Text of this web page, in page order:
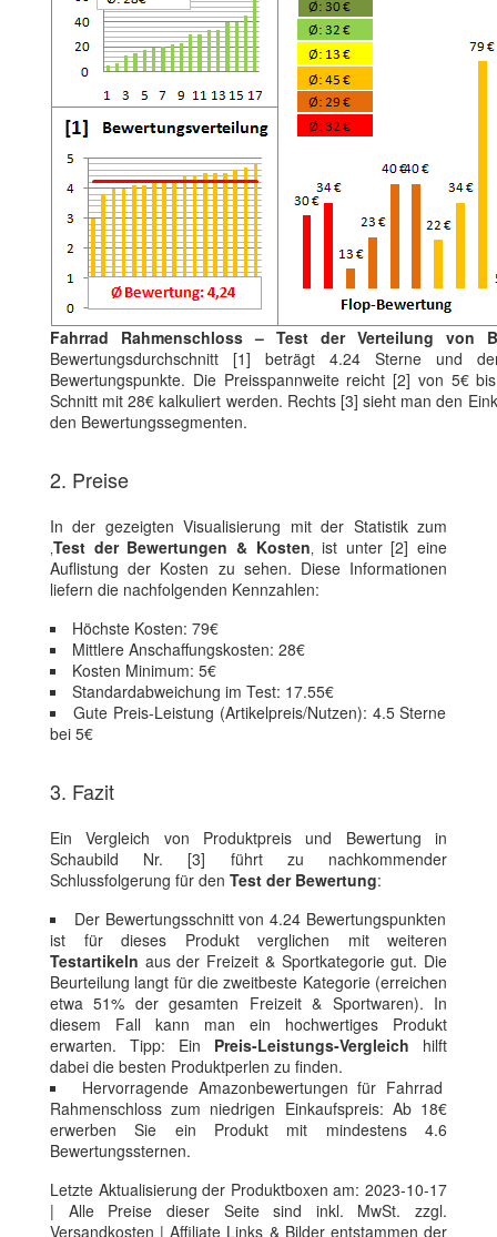
Fahrrad Rahmenschloss – Test der Verteilung von
Bewertungsdurchschnitt [1] beträgt 4.24 Sterne und
Bewertungspunkte. Die Preisspannweite reicht [2] von 5€
Schnitt mit 28€ kalkuliert werden. Rechts [3] sieht man den
den Bewertungssegmenten.
2. Preise
In der gezeigten Visualisierung mit der Statistik zum
‚Test der Bewertungen & Kosten‚ ist unter [2] eine
Auflistung der Kosten zu sehen. Diese Informationen
liefern die nachfolgenden Kennzahlen:
Höchste Kosten: 79€
Mittlere Anschaffungskosten: 28€
Kosten Minimum: 5€
Standardabweichung im Test: 17.55€
Gute Preis-Leistung (Artikelpreis/Nutzen): 4.5 Sterne
bei 5€
3. Fazit
Ein Vergleich von Produktpreis und Bewertung in
Schaubild Nr. [3] führt zu nachkommender
Schlussfolgerung für den Test der Bewertung:
Der Bewertungsschnitt von 4.24 Bewertungspunkten
ist für dieses Produkt verglichen mit weiteren
Testartikeln aus der Freizeit & Sportkategorie gut. Die
Beurteilung langt für die zweitbeste Kategorie (erreichen
etwa 51% der gesamten Freizeit & Sportwaren). In
diesem Fall kann man ein hochwertiges Produkt
erwarten. Tipp: Ein Preis-Leistungs-Vergleich hilft
dabei die besten Produktperlen zu finden.
Hervorragende Amazonbewertungen für Fahrrad
Rahmenschloss zum niedrigen Einkaufspreis: Ab 18€
erwerben Sie ein Produkt mit mindestens 4.6
Bewertungssternen.
Letzte Aktualisierung der Produktboxen am: 2023-10-17
| Alle Preise dieser Seite sind inkl. MwSt. zzgl.
Versandkosten | Affiliate Links & Bilder entstammen der